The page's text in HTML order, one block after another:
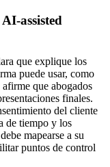
assisted
que explique los
puede usar, como
que abogados
finales.
del cliente
de tiempo y los
mapearse a su
puntos de control